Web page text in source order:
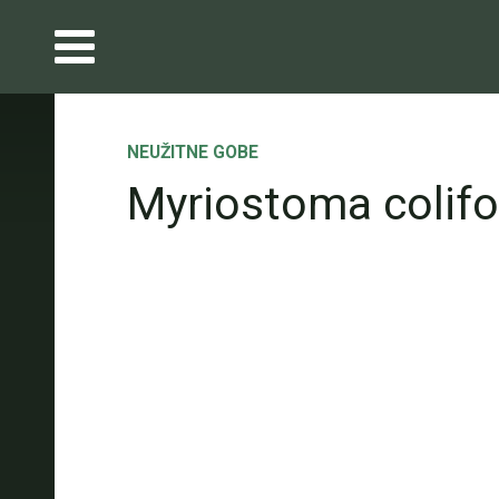
NEUŽITNE GOBE
Myriostoma